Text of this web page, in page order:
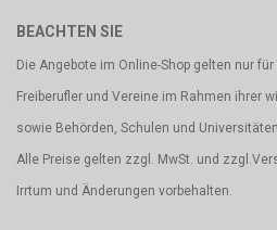
BEACHTEN SIE
Die Angebote im Online-Shop gelten nur
Freiberufler und Vereine im Rahmen ihrer
sowie Behörden, Schulen und
Alle Preise gelten zzgl. MwSt. und
Irrtum und Änderungen vorbehalten.